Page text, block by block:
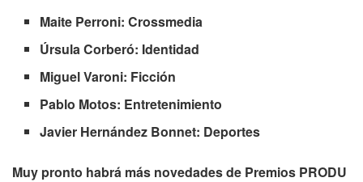
Maite Perroni: Crossmedia
Úrsula Corberó: Identidad
Miguel Varoni: Ficción
Pablo Motos: Entretenimiento
Javier Hernández Bonnet: Deportes
Muy pronto habrá más novedades de Premios PRODU